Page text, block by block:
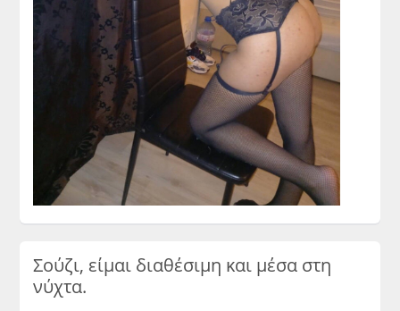
Σούζι, είμαι διαθέσιμη και μέσα στη
νύχτα.